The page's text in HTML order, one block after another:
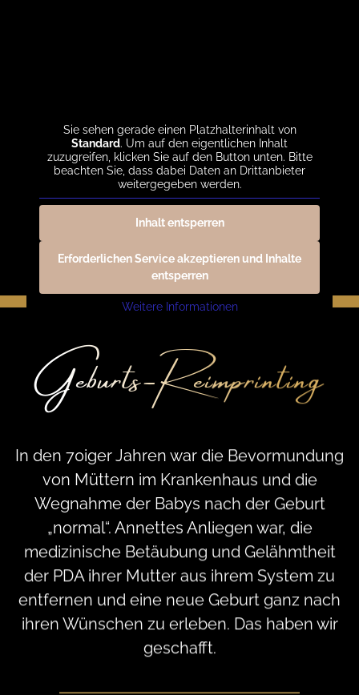
Sie sehen gerade einen Platzhalterinhalt von
Standard. Um auf den eigentlichen Inhalt
zuzugreifen, klicken Sie auf den Button unten. Bitte
beachten Sie, dass dabei Daten an Drittanbieter
weitergegeben werden.
Inhalt entsperren
Erforderlichen Service akzeptieren und Inhalte
entsperren
Weitere Informationen
Geburts-Reimprinting
In den 70iger Jahren war die Bevormundung
von Müttern im Krankenhaus und die
Wegnahme der Babys nach der Geburt
„normal“. Annettes Anliegen war, die
medizinische Betäubung und Gelähmtheit
der PDA ihrer Mutter aus ihrem System zu
entfernen und eine neue Geburt ganz nach
ihren Wünschen zu erleben. Das haben wir
geschafft.